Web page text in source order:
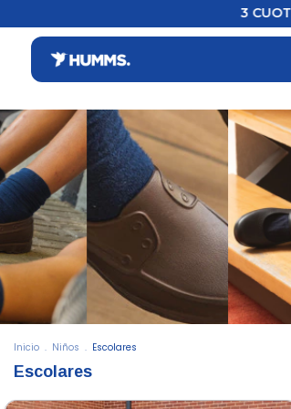
3 CUOTAS SIN
Inicio . Niños . Escolares
Escolares